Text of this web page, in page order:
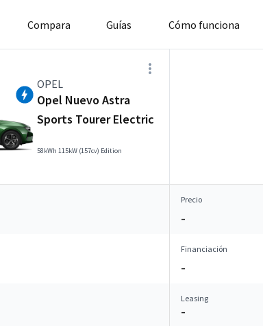
Compara Guías Cómo funciona
OPEL
Opel Nuevo Astra
Sports Tourer Electric
58kWh 115kW (157cv) Edition
Precio
–
Financiación
–
Leasing
–